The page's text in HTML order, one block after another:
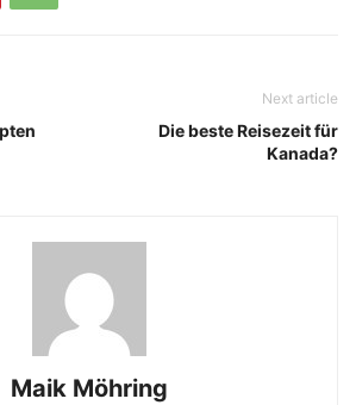
Next article
Die beste Reisezeit für
Kanada?
Maik Möhring